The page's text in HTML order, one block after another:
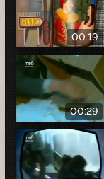
00:19
00:29